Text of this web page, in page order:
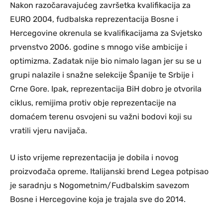
Nakon razočaravajućeg završetka kvalifikacija za
EURO 2004, fudbalska reprezentacija Bosne i
Hercegovine okrenula se kvalifikacijama za Svjetsko
prvenstvo 2006. godine s mnogo više ambicije i
optimizma. Zadatak nije bio nimalo lagan jer su se u
grupi nalazile i snažne selekcije Španije te Srbije i
Crne Gore. Ipak, reprezentacija BiH dobro je otvorila
ciklus, remijima protiv obje reprezentacije na
domaćem terenu osvojeni su važni bodovi koji su
vratili vjeru navijača.
U isto vrijeme reprezentacija je dobila i novog
proizvođača opreme. Italijanski brend Legea potpisao
je saradnju s Nogometnim/Fudbalskim savezom
Bosne i Hercegovine koja je trajala sve do 2014.